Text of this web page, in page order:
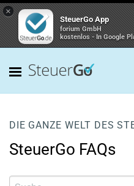
×
SteuerGo App
forium GmbH
kostenlos - In Google
DIE GANZE WELT DES
SteuerGo FAQs